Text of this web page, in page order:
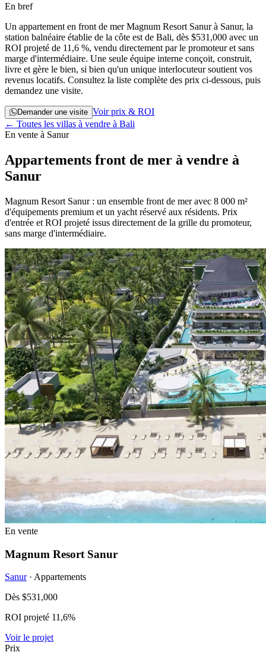
En bref
Un appartement en front de mer Magnum Resort Sanur à Sanur, la
station balnéaire établie de la côte est de Bali, dès $531,000 avec un
ROI projeté de 11,6 %, vendu directement par le promoteur et sans
marge d'intermédiaire. Une seule équipe interne conçoit, construit,
livre et gère le bien, si bien qu'un unique interlocuteur soutient vos
revenus locatifs. Consultez la liste complète des prix ci-dessous, puis
demandez une visite.
Demander une visite Voir prix & ROI
← Toutes les villas à vendre à Bali
En vente à Sanur
Appartements front de mer à vendre à
Sanur
Magnum Resort Sanur : un ensemble front de mer avec 8 000 m²
d'équipements premium et un yacht réservé aux résidents. Prix
d'entrée et ROI projeté issus directement de la grille du promoteur,
sans marge d'intermédiaire.
En vente
Magnum Resort Sanur
Sanur· Appartements
Dès $531,000
ROI projeté 11,6%
Voir le projet
Prix